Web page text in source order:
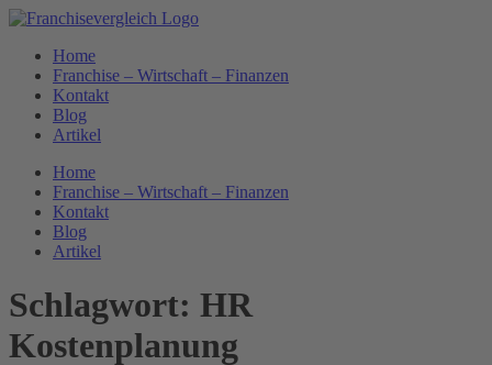
Zum
springenHome
Franchise – Wirtschaft – Finanzen
Kontakt
Blog
Artikel
Home
Franchise – Wirtschaft – Finanzen
Kontakt
Blog
Artikel
Schlagwort: HR
Kostenplanung